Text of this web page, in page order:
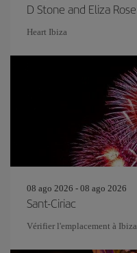
D Stone and Eliza Rose
Heart Ibiza
08 ago 2026 - 08 ago 2026
Sant-Ciriac
Vérifier l'emplacement à Ibiza